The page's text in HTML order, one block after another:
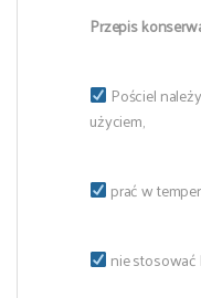
Przepis
Pościel
użyciem,
prać w
nie stosować